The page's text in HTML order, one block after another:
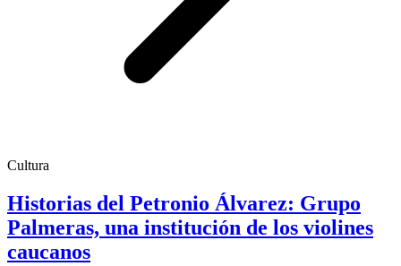
Cultura
Historias del Petronio Álvarez: Grupo
Palmeras, una institución de los violines
caucanos